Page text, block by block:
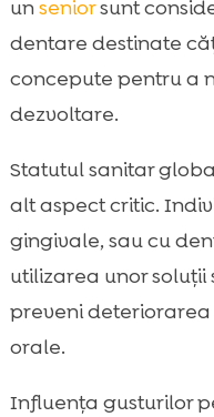
unseniorsunt
dentare destinate
concepute pentru a
dezvoltare.
Statutul sanitar
alt aspect critic.
gingivale, sau cu
utilizarea unor
preveni
orale.
Influența gusturilor